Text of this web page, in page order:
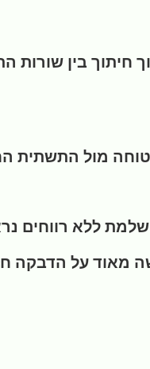
בין שורות
מול התשתית
ללא רווחים
גב הדשא ומקשה מאוד